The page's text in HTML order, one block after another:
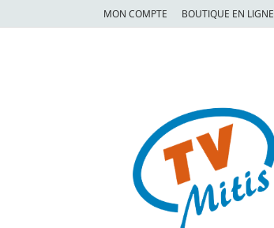
MON COMPTE BOUTIQUE EN LIGNE